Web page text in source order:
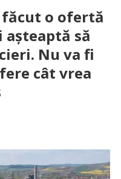
făcut o ofertă
așteaptă să
Nu va fi
cât vrea